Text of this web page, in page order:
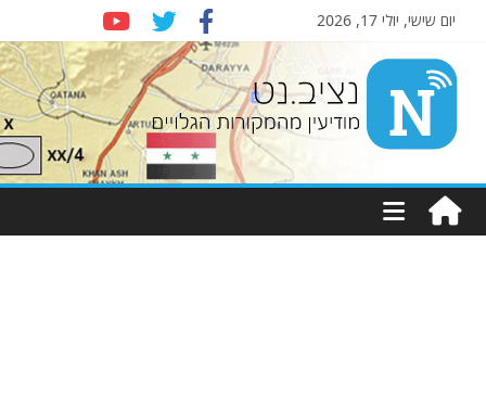
יום שישי, יולי 17, 2026
Nziv.net
מודיעין
מהמקורות